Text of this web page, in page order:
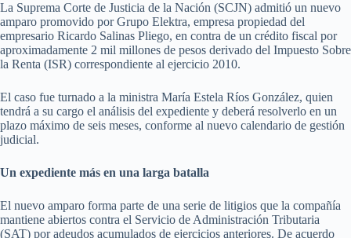
La Suprema Corte de Justicia de la Nación (SCJN) admitió un nuevo
amparo promovido por Grupo Elektra, empresa propiedad del
empresario Ricardo Salinas Pliego, en contra de un crédito fiscal por
aproximadamente 2 mil millones de pesos derivado del Impuesto Sobre
la Renta (ISR) correspondiente al ejercicio 2010.
El caso fue turnado a la ministra María Estela Ríos González, quien
tendrá a su cargo el análisis del expediente y deberá resolverlo en un
plazo máximo de seis meses, conforme al nuevo calendario de gestión
judicial.
Un expediente más en una larga batalla
El nuevo amparo forma parte de una serie de litigios que la compañía
mantiene abiertos contra el Servicio de Administración Tributaria
(SAT) por adeudos acumulados de ejercicios anteriores. De acuerdo